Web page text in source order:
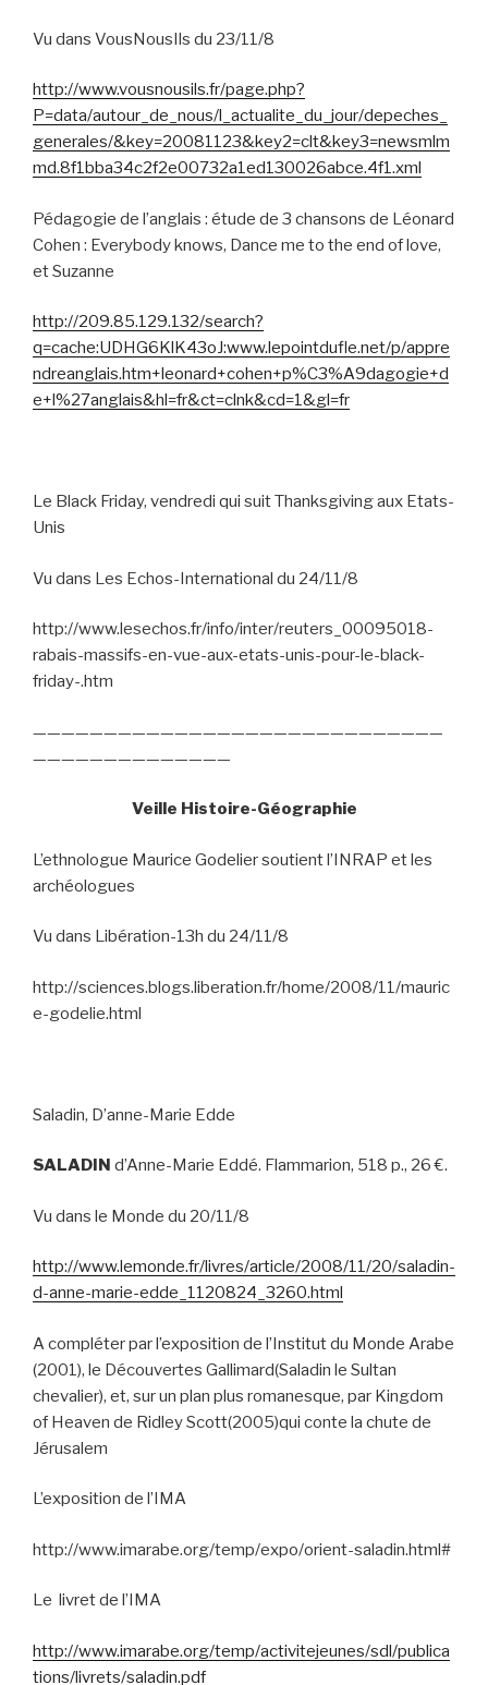
Vu dans VousNousIls du 23/11/8
http://www.vousnousils.fr/page.php?
P=data/autour_de_nous/l_actualite_du_jour/depeches_
generales/&key=20081123&key2=clt&key3=newsmlm
md.8f1bba34c2f2e00732a1ed130026abce.4f1.xml
Pédagogie de l’anglais : étude de 3 chansons de Léonard
Cohen : Everybody knows, Dance me to the end of love,
et Suzanne
http://209.85.129.132/search?
q=cache:UDHG6KlK43oJ:www.lepointdufle.net/p/appre
ndreanglais.htm+leonard+cohen+p%C3%A9dagogie+d
e+l%27anglais&hl=fr&ct=clnk&cd=1&gl=fr
Le Black Friday, vendredi qui suit Thanksgiving aux Etats-
Unis
Vu dans Les Echos-International du 24/11/8
http://www.lesechos.fr/info/inter/reuters_00095018-
rabais-massifs-en-vue-aux-etats-unis-pour-le-black-
friday-.htm
—————————————————————————————
——————————————
Veille Histoire-Géographie
L’ethnologue Maurice Godelier soutient l’INRAP et les
archéologues
Vu dans Libération-13h du 24/11/8
http://sciences.blogs.liberation.fr/home/2008/11/mauric
e-godelie.html
Saladin, D’anne-Marie Edde
SALADIN d’Anne-Marie Eddé. Flammarion, 518 p., 26 €.
Vu dans le Monde du 20/11/8
http://www.lemonde.fr/livres/article/2008/11/20/saladin-
d-anne-marie-edde_1120824_3260.html
A compléter par l’exposition de l’Institut du Monde Arabe
(2001), le Découvertes Gallimard(Saladin le Sultan
chevalier), et, sur un plan plus romanesque, par Kingdom
of Heaven de Ridley Scott(2005)qui conte la chute de
Jérusalem
L’exposition de l’IMA
http://www.imarabe.org/temp/expo/orient-saladin.html#
Le livret de l’IMA
http://www.imarabe.org/temp/activitejeunes/sdl/publica
tions/livrets/saladin.pdf